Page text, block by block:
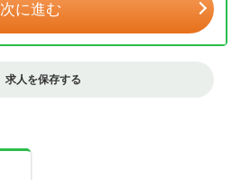
次に進む
求人を保存する